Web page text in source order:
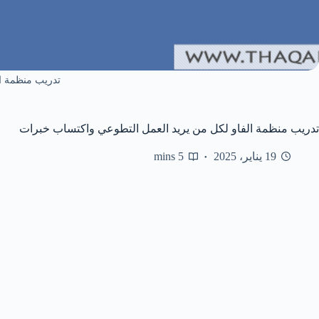
تدريب منظمة
تدريب منظمة الفاو لكل من يريد العمل التطوعي واكتساب خبرات
19 يناير، 2025 5 mins